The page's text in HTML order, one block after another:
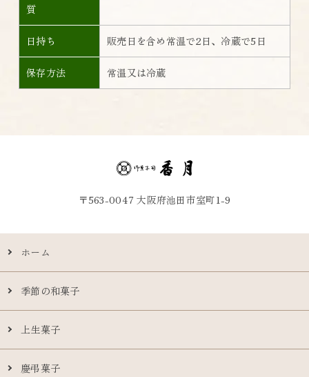
質
日持ち 販売日を含め常温で2日、冷蔵で5日
保存方法 常温又は冷蔵
〒563-0047 大阪府池田市室町1-9
ホーム
季節の和菓子
上生菓子
慶弔菓子